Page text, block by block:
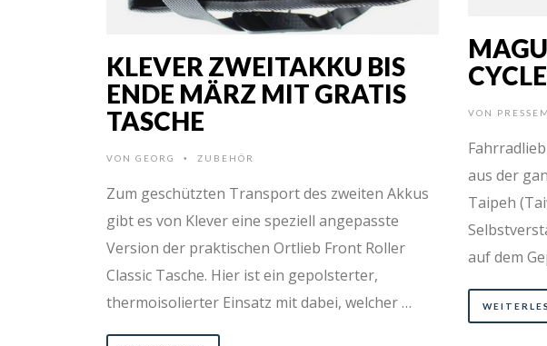
VON
aus der
Taipeh
auf dem
KLEVER ZWEITAKKU BIS
ENDE MÄRZ MIT GRATIS
TASCHE
VON GEORG • ZUBEHÖR
Zum geschützten Transport des zweiten Akkus
gibt es von Klever eine speziell angepasste
Version der praktischen Ortlieb Front Roller
Classic Tasche. Hier ist ein gepolsterter,
thermoisolierter Einsatz mit dabei, welcher …